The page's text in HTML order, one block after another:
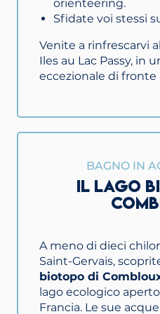
orienteering.
Sfidate voi stessi
Venite a rinfrescarvi
Iles au Lac Passy, in
eccezionale di fronte
BAGNO IN
IL LAGO
A meno di dieci
Saint-Gervais,
biotopo di
lago ecologico
Francia. Le sue